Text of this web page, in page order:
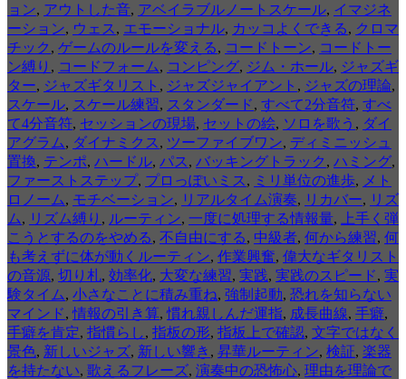
ョン, アウトした音, アベイラブルノートスケール, イマジネ
ーション, ウェス , エモーショナル, カッコよくできる, クロマ
チック , ゲームのルールを変える, コードトーン, コードトー
ン縛り , コードフォーム, コンピング, ジム・ホール, ジャズギ
ター, ジャズギタリスト , ジャズジャイアント , ジャズの理論,
スケール, スケール練習, スタンダード, すべて2分音符, すべ
て4分音符, セッションの現場, セットの絵, ソロを歌う , ダイ
アグラム, ダイナミクス , ツーファイブワン, ディミニッシュ
置換, テンポ, ハードル, パス , バッキングトラック , ハミング,
ファーストステップ, プロっぽいミス , ミリ単位の進歩, メト
ロノーム, モチベーション, リアルタイム演奏, リカバー, リズ
ム, リズム縛り , ルーティン, 一度に処理する情報量,
上手く弾
こうとするのをやめる, 不自由にする, 中級者, 何から練習, 何
も考えずに体が動くルーティン, 作業興奮, 偉大なギタリスト
の音源, 切り札, 効率化, 大変な練習, 実践, 実践のスピード, 実
験タイム, 小さなことに積み重ね, 強制起動, 恐れを知らない
マインド,情報の引き算,慣れ親しんだ運指, 成長曲線, 手癖,
手癖を肯定, 指慣らし, 指板の形, 指板上で確認, 文字ではなく
景色, 新しいジャズ, 新しい響き , 昇華ルーティン, 検証, 楽器
を持たない, 歌えるフレーズ, 演奏中の恐怖心, 理由を理論で